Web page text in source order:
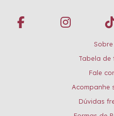
Tabela de
Fale
Acompanhe
Dúvidas